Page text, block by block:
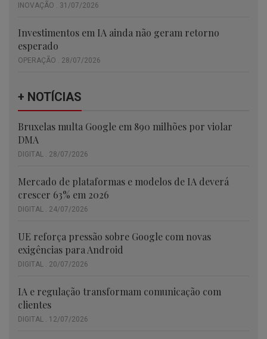
INOVAÇÃO . 31/07/2026
Investimentos em IA ainda não geram retorno
esperado
OPERAÇÃO . 28/07/2026
+ NOTÍCIAS
Bruxelas multa Google em 890 milhões por violar
DMA
DIGITAL . 28/07/2026
Mercado de plataformas e modelos de IA deverá
crescer 63% em 2026
DIGITAL . 24/07/2026
UE reforça pressão sobre Google com novas
exigências para Android
DIGITAL . 20/07/2026
IA e regulação transformam comunicação com
clientes
DIGITAL . 12/07/2026